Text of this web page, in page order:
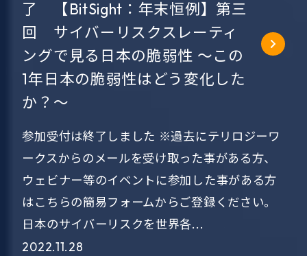
了 【BitSight：年末恒例】第三
回 サイバーリスクスレーティ
ングで見る日本の脆弱性 ～この
1年日本の脆弱性はどう変化した
か？～
参加受付は終了しました ※過去にテリロジーワ
ークスからのメールを受け取った事がある方、
ウェビナー等のイベントに参加した事がある方
はこちらの簡易フォームからご登録ください。
日本のサイバーリスクを世界各...
2022.11.28